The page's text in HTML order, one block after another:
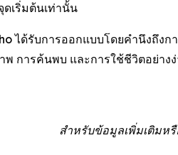
ดเริ่มต้นเท่านั้น
ได้รับการออกแบบโดยคำนึงถึง
การค้นพบ และการใช้ชีวิตอย่างง่
สำหรับข้อมูลเพิ่มเติมห